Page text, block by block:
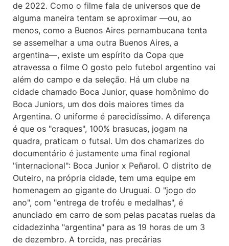
de 2022. Como o filme fala de universos que de
alguma maneira tentam se aproximar —ou, ao
menos, como a Buenos Aires pernambucana tenta
se assemelhar a uma outra Buenos Aires, a
argentina—, existe um espírito da Copa que
atravessa o filme O gosto pelo futebol argentino vai
além do campo e da seleção. Há um clube na
cidade chamado Boca Junior, quase homônimo do
Boca Juniors, um dos dois maiores times da
Argentina. O uniforme é parecidíssimo. A diferença
é que os "craques", 100% brasucas, jogam na
quadra, praticam o futsal. Um dos chamarizes do
documentário é justamente uma final regional
"internacional": Boca Junior x Peñarol. O distrito de
Outeiro, na própria cidade, tem uma equipe em
homenagem ao gigante do Uruguai. O "jogo do
ano", com "entrega de troféu e medalhas", é
anunciado em carro de som pelas pacatas ruelas da
cidadezinha "argentina" para as 19 horas de um 3
de dezembro. A torcida, nas precárias